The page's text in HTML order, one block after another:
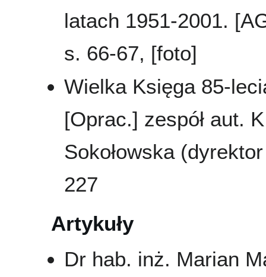
latach 1951-2001.
s. 66-67, [foto]
Wielka Księga 85-
[Oprac.] zespół aut.
Sokołowska
227
Artykuły
Dr hab. inż. Marian